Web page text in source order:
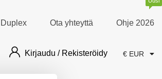
Duplex Ota yhteyttä Ohje 2026
Kirjaudu / Rekisteröidy € EUR